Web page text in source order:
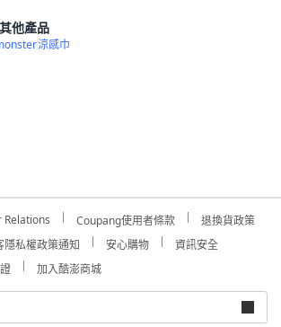
他產品
涼感巾
Coupang使用者條款
退換貨政策
隱私權政策通知 安心購物
資訊安全
加入酷澎商城